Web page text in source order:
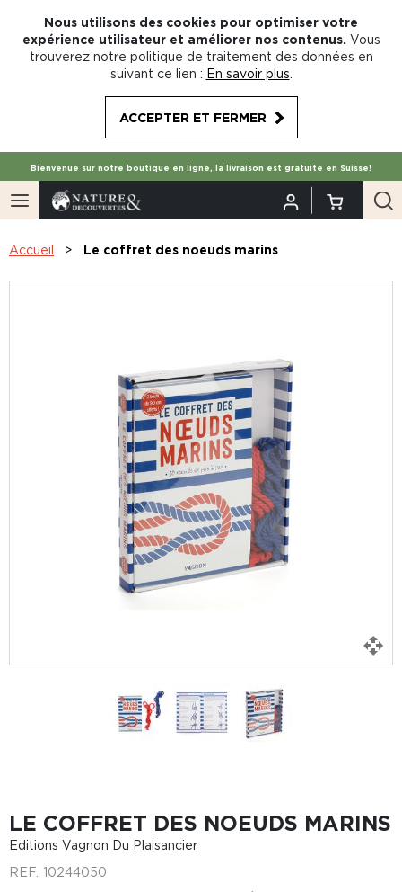
Nous utilisons des cookies pour optimiser votre
expérience utilisateur et améliorer nos contenus. Vous
trouverez notre politique de traitement des données en
suivant ce lien : En savoir plus
ACCEPTER ET FERMER
Bienvenue sur notre boutique en ligne, la livraison est gratuite en Suisse!
Accueil Le coffret des noeuds marins
LE COFFRET DES NOEUDS MARINS
Editions Vagnon Du Plaisancier
REF. 10244050